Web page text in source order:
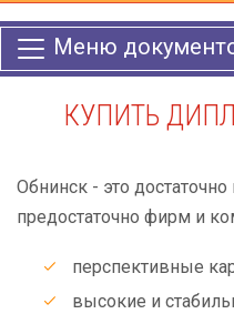
Меню
КУПИТЬ
Обнинск - это
предостаточно фирм и
перспективные
высокие и